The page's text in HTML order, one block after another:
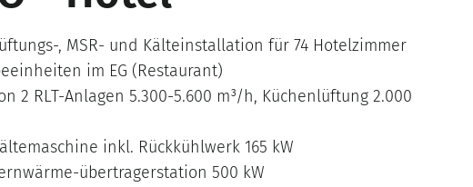
, MSR- und Kälteinstallation für 74 Hotelzimmer
im EG (Restaurant)
2 RLT-Anlagen 5.300-5.600 m³/h, Küchenlüftung 2.000
inkl. Rückkühlwerk 165 kW
übertragerstation 500 kW